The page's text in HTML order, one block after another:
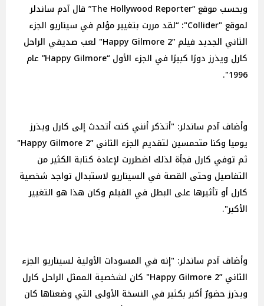
وبحسب موقع “The Hollywood Reporter” قال آدم ساندلر
لموقع "Collider": “لقد مررت بتغيير مؤلم في سيناريو الجزء
الثاني الجديد فيلم ”Happy Gilmore 2" لعب صديقي الراحل
كارل ويذرز دورًا كبيرًا في الجزء الأول “Happy Gilmore” عام
1996".
وأضاف آدم ساندلر: "أتذكر أنني كنت أتحدث إلى كارل ويذرز
يوميا وكنا متحمسين لتقديم الجزء الثاني ”2 Happy Gilmore"
ثم توفي كارل فجأة لذلك اضطررت لإعادة كتابة الكثير من
التفاصيل وحتى القصة في السيناريو لاستبدال تواجد شخصية
كارل أو تأثيرها على البطل في الفيلم وكان هذا هو التغيير
الأكبر".
وأضاف آدم ساندلر: "إنه في المسودات الأولية لسيناريو الجزء
الثاني ”2 Happy Gilmore" كان لشخصية الممثل الراحل كارل
ويذرز حضورٌ أكبر بكثير في النسخة الأولى التي وضعناها كان